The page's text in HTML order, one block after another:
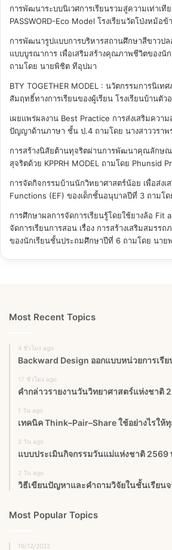
การพัฒนาระบบนิเวศการเรียนรวมสู่ความเท่าเที
PASSWORD-Eco Model โรงเรียนวัดโป่งหม้อข้
การพัฒนารูปแบบการบริหารสถานศึกษาสีขาวป
แบบบูรณาการ เพื่อเสริมสร้างคุณภาพชีวิตของนัก
ถามโดย นายพิชิต ทีอุปมา
BTY TOGETHER MODEL : นวัตกรรมการนิเท
สัมฤทธิ์ทางการเรียนของผู้เรียน โรงเรียนบ้านตัว
เผยแพร่ผลงาน Best Practice การส่งเสริมควา
ปัญญาด้านภาษา ชั้น ป.4 ถามโดย นางสาววรา
การสร้างนิสัยต้านทุจริตผ่านการพัฒนาคุณลักษณ
สุจริตด้วย KPPRH MODEL ถามโดย Phunsid
การจัดกิจกรรมบ้านนักวิทยาศาสตร์น้อย เพื่อส่ง
Functions (EF) ของเด็กชั้นอนุบาลปีที่ 3 ถามโ
การศึกษาผลการจัดการเรียนรู้โดยใช้ยางล้อ Fit
จัดการเรียนการสอน เรื่อง การสร้างเสริมสมรร
ของนักเรียนชั้นประถมศึกษาปีที่ 6 ถามโดย นา
Most Recent Topics
4 ชั่วโมง ago
Backward Design ออกแบบหน่วยการเรี
17 ชั่วโมง ago
คำกล่าวรายงานวันวิทยาศาสตร์แห่งชาติ
1 วัน ago
เทคนิค Think–Pair–Share ใช้อย่างไรให้
2 วัน ago
แบบประเมินกิจกรรมวันแม่แห่งชาติ 2569
2 วัน ago
วิธีเขียนปัญหาและคำถามวิจัยในชั้นเรียน
Most Popular Topics
19/12/2022